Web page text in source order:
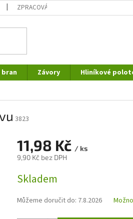
ZPRACOVÁNÍ OSOBNÍCH ÚDAJŮ
Závory
Hliníkové
3823
11,98 Kč / ks
9,90 Kč bez DPH
cena:
Skladem
Můžeme doručit do: 7.8.2026